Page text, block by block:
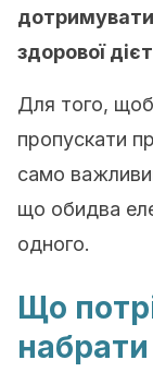
здорової
Для того,
пропускати
само
що обидва
одного.
Що